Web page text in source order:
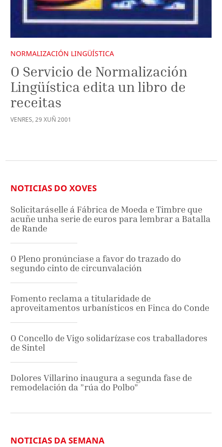
NORMALIZACIÓN LINGÜÍSTICA
O Servicio de Normalización
Lingüística edita un libro de
receitas
VENRES, 29 XUÑ 2001
NOTICIAS DO XOVES
Solicitaráselle á Fábrica de Moeda e Timbre que
acuñe unha serie de euros para lembrar a Batalla
de Rande
O Pleno pronúnciase a favor do trazado do
segundo cinto de circunvalación
Fomento reclama a titularidade de
aproveitamentos urbanísticos en Finca do Conde
O Concello de Vigo solidarízase cos traballadores
de Sintel
Dolores Villarino inaugura a segunda fase de
remodelación da ”rúa do Polbo”
NOTICIAS DA SEMANA